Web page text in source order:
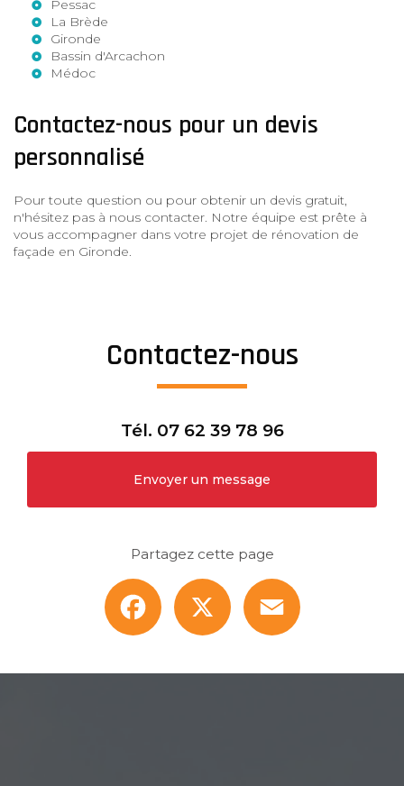
Pessac
La Brède
Gironde
Bassin d'Arcachon
Médoc
Contactez-nous pour un devis
personnalisé
Pour toute question ou pour obtenir un devis gratuit,
n'hésitez pas à nous contacter. Notre équipe est prête à
vous accompagner dans votre projet de rénovation de
façade en Gironde.
Contactez-nous
Tél. 07 62 39 78 96
Envoyer un message
Partagez cette page
Facebook